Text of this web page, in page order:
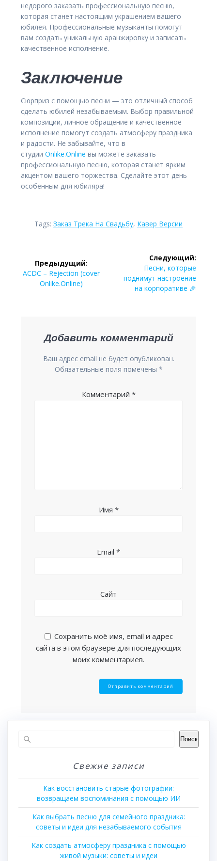
недорого заказать профессиональную песню,
которая станет настоящим украшением вашего
юбилея. Профессиональные музыканты помогут
вам создать уникальную аранжировку и записать
качественное исполнение.
Заключение
Сюрприз с помощью песни — это отличный способ
сделать юбилей незабываемым. Выбор правильной
композиции, личное обращение и качественное
исполнение помогут создать атмосферу праздника
и радости. Не забывайте, что в
студии Onlike.Online вы можете заказать
профессиональную песню, которая станет ярким
акцентом вашего торжества. Сделайте этот день
особенным для юбиляра!
Tags: Заказ Трека На Свадьбу, Кавер Версии
по
Предыдущий:
Предыдущая
запись:
ACDC – Rejection (cover
Onlike.Online)
Следующий:
Следующая
запись:
Песни, которые
поднимут настроение
на корпоративе 🎉
Добавить комментарий
Ваш адрес email не будет опубликован.
Обязательные поля помечены *
Комментарий *
Имя *
Email *
Сайт
Сохранить моё имя, email и адрес
сайта в этом браузере для последующих
моих комментариев.
Поиск
Свежие записи
Как восстановить старые фотографии:
возвращаем воспоминания с помощью ИИ
Как выбрать песню для семейного праздника:
советы и идеи для незабываемого события
Как создать атмосферу праздника с помощью
живой музыки: советы и идеи